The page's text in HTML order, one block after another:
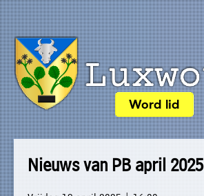
Word lid
Nieuws van PB april 2025
»
Home
»
Welkom
Luxwoude.net
website@luxwoude.net
Plaatselijk
belang